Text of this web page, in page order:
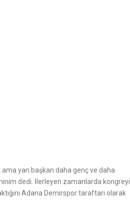
ama yan başkan daha genç ve daha
dedi. İlerleyen zamanlarda kongreyi
Adana Demirspor taraftarı olarak